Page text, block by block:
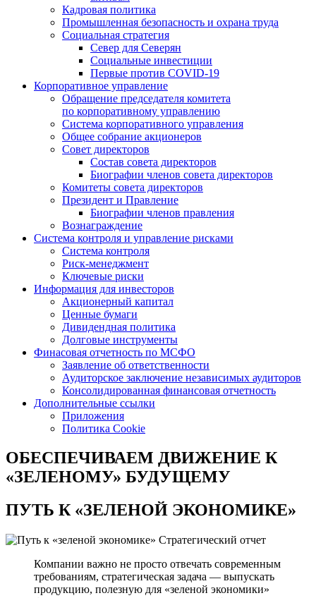
Кадровая политика
Промышленная безопасность и охрана труда
Социальная стратегия
Север для Северян
Социальные инвестиции
Первые против COVID‑19
Корпоративное управление
Обращение председателя комитета
по корпоративному управлению
Система корпоративного управления
Общее собрание акционеров
Совет директоров
Состав совета директоров
Биографии членов совета директоров
Комитеты совета директоров
Президент и Правление
Биографии членов правления
Вознаграждение
Система контроля и управление рисками
Система контроля
Риск-менеджмент
Ключевые риски
Информация для инвесторов
Акционерный капитал
Ценные бумаги
Дивидендная политика
Долговые инструменты
Финасовая отчетность по МСФО
Заявление об ответственности
Аудиторское заключение независимых аудиторов
Консолидированная финансовая отчетность
Дополнительные ссылки
Приложения
Политика Cookie
ОБЕСПЕЧИВАЕМ ДВИЖЕНИЕ К
«ЗЕЛЕНОМУ» БУДУЩЕМУ
ПУТЬ К«ЗЕЛЕНОЙ ЭКОНОМИКЕ»
Стратегический отчет
Компании важно не просто отвечать современным
требованиям, стратегическая задача — выпускать
продукцию, полезную для «зеленой экономики»